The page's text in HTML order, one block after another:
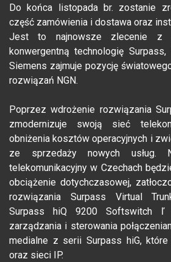
Do końca listopada br. zostanie
część zamówienia i dostawa oraz
Jest to najnowsze zlecenie z
konwergentną technologię
Siemens zajmuje pozycję
rozwiązań NGN.
Poprzez wdrożenie rozwiązania
zmodernizuje swoją sieć
obniżenia kosztów operacyjnych i
ze sprzedaży nowych usług.
telekomunikacyjny w Czechach
obciążenie dotychczasowej,
rozwiązania Surpass Virtual
Surpass hiQ 9200 Softswitch ľ
zarządzania i sterowania
medialne z serii Surpass hiG, które
oraz sieci IP.